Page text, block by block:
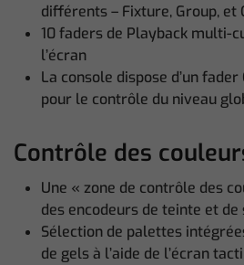
différents – Fixture, Group, et
10 faders de Playback multi-
l’écran
La console dispose d’un
pour le contrôle du niveau
Contrôle des
Une « zone de contrôle des
des encodeurs de teinte et
Sélection de palettes
de gels à l’aide de l’écran